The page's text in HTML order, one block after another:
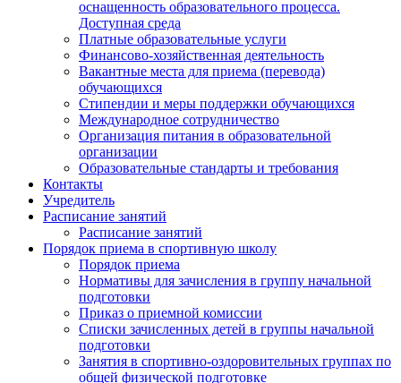
оснащенность образовательного процесса.
Доступная среда
Платные образовательные услуги
Финансово-хозяйственная деятельность
Вакантные места для приема (перевода)
обучающихся
Стипендии и меры поддержки обучающихся
Международное сотрудничество
Организация питания в образовательной
организации
Образовательные стандарты и требования
Контакты
Учредитель
Расписание занятий
Расписание занятий
Порядок приема в спортивную школу
Порядок приема
Нормативы для зачисления в группу начальной
подготовки
Приказ о приемной комиссии
Списки зачисленных детей в группы начальной
подготовки
Занятия в спортивно-оздоровительных группах по
общей физической подготовке